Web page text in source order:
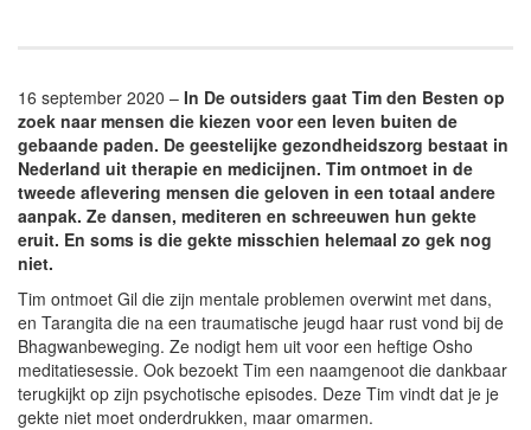
16 september 2020 – In De outsiders gaat Tim den Besten op
zoek naar mensen die kiezen voor een leven buiten de
gebaande paden. De geestelijke gezondheidszorg bestaat in
Nederland uit therapie en medicijnen. Tim ontmoet in de
tweede aflevering mensen die geloven in een totaal andere
aanpak. Ze dansen, mediteren en schreeuwen hun gekte
eruit. En soms is die gekte misschien helemaal zo gek nog
niet.
Tim ontmoet Gil die zijn mentale problemen overwint met dans,
en Tarangita die na een traumatische jeugd haar rust vond bij de
Bhagwanbeweging. Ze nodigt hem uit voor een heftige Osho
meditatiesessie. Ook bezoekt Tim een naamgenoot die dankbaar
terugkijkt op zijn psychotische episodes. Deze Tim vindt dat je je
gekte niet moet onderdrukken, maar omarmen.